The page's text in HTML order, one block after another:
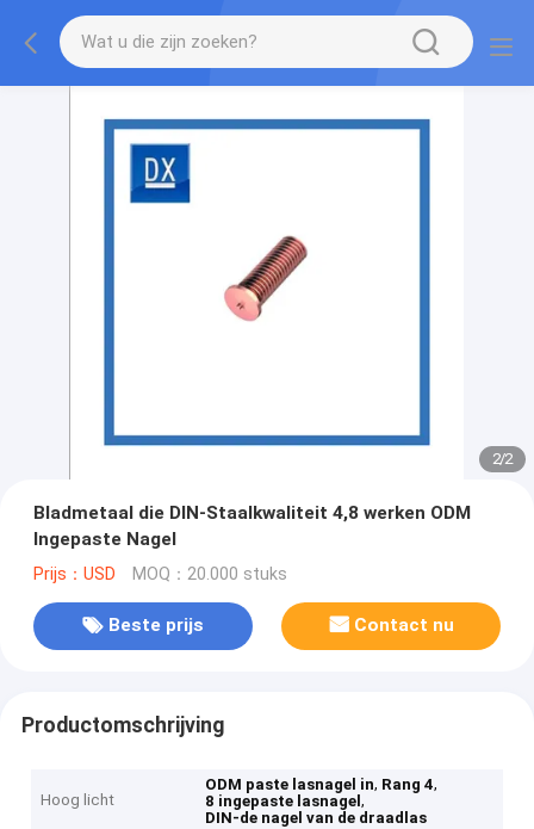
2/2
Bladmetaal die DIN-Staalkwaliteit 4,8 werken ODM
Ingepaste Nagel
Prijs：USD MOQ：20.000 stuks
Beste prijs Contact nu
Productomschrijving
Hoog licht
ODM paste lasnagel in, Rang 4,
8 ingepaste lasnagel,
DIN-de nagel van de draadlas